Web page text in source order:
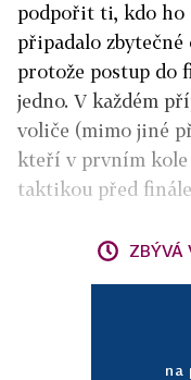
podpořit ti, kdo ho
připadalo
protože postup do
jedno. V každém
voliče (mimo jiné
kteří v prvním kole
taktikou před
ZBÝVÁ
na